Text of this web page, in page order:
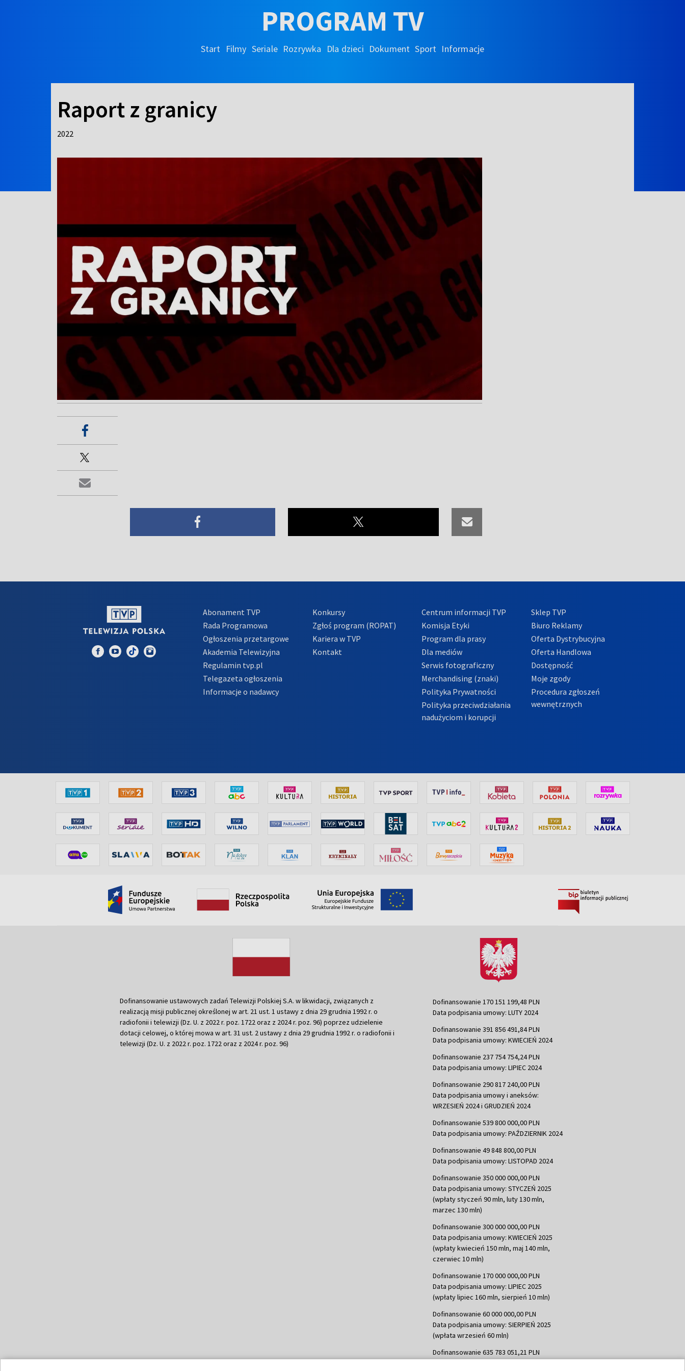
PROGRAM TV
Start Filmy Seriale Rozrywka Dla dzieci Dokument Sport Informacje
Raport z granicy
2022
Abonament TVP
Rada Programowa
Ogłoszenia przetargowe
Akademia Telewizyjna
Regulamin tvp.pl
Telegazeta ogłoszenia
Informacje o nadawcy
Konkursy
Zgłoś program (ROPAT)
Kariera w TVP
Kontakt
Centrum informacji TVP
Komisja Etyki
Program dla prasy
Dla mediów
Serwis fotograficzny
Merchandising (znaki)
Polityka Prywatności
Polityka przeciwdziałania
nadużyciom i korupcji
Sklep TVP
Biuro Reklamy
Oferta Dystrybucyjna
Oferta Handlowa
Dostępność
Moje zgody
Procedura zgłoszeń
wewnętrznych
Dofinansowanie ustawowych zadań Telewizji Polskiej S.A. w likwidacji, związanych z
realizacją misji publicznej określonej w art. 21 ust. 1 ustawy z dnia 29 grudnia 1992 r. o
radiofonii i telewizji (Dz. U. z 2022 r. poz. 1722 oraz z 2024 r. poz. 96) poprzez udzielenie
dotacji celowej, o której mowa w art. 31 ust. 2 ustawy z dnia 29 grudnia 1992 r. o radiofonii i
telewizji (Dz. U. z 2022 r. poz. 1722 oraz z 2024 r. poz. 96)
Dofinansowanie 170 151 199,48 PLN
Data podpisania umowy: LUTY 2024
Dofinansowanie 391 856 491,84 PLN
Data podpisania umowy: KWIECIEŃ 2024
Dofinansowanie 237 754 754,24 PLN
Data podpisania umowy: LIPIEC 2024
Dofinansowanie 290 817 240,00 PLN
Data podpisania umowy i aneksów:
WRZESIEŃ 2024 i GRUDZIEŃ 2024
Dofinansowanie 539 800 000,00 PLN
Data podpisania umowy: PAŹDZIERNIK 2024
Dofinansowanie 49 848 800,00 PLN
Data podpisania umowy: LISTOPAD 2024
Dofinansowanie 350 000 000,00 PLN
Data podpisania umowy: STYCZEŃ 2025
(wpłaty styczeń 90 mln, luty 130 mln,
marzec 130 mln)
Dofinansowanie 300 000 000,00 PLN
Data podpisania umowy: KWIECIEŃ 2025
(wpłaty kwiecień 150 mln, maj 140 mln,
czerwiec 10 mln)
Dofinansowanie 170 000 000,00 PLN
Data podpisania umowy: LIPIEC 2025
(wpłaty lipiec 160 mln, sierpień 10 mln)
Dofinansowanie 60 000 000,00 PLN
Data podpisania umowy: SIERPIEŃ 2025
(wpłata wrzesień 60 mln)
Dofinansowanie 635 783 051,21 PLN